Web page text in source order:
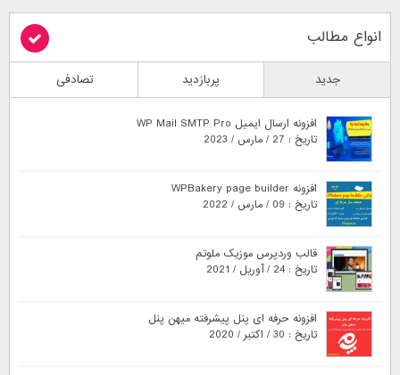
انواع مطالب
جدید پربازدید تصادفی
افزونه ارسال ایمیل WP Mail SMTP Pro
تاریخ : 27 / مارس / 2023
افزونه WPBakery page builder
تاریخ : 09 / مارس / 2022
قالب وردپرس موزیک ملوتم
تاریخ : 24 / آوریل / 2021
افزونه حرفه ای پنل پیشرفته میهن پنل
تاریخ : 30 / اکتبر / 2020